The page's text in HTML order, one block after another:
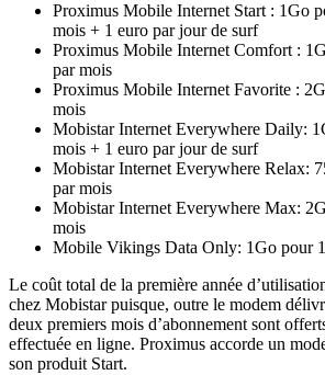
Proximus Mobile Internet Start : 1Go
mois + 1 euro par jour de surf
Proximus Mobile Internet Comfort :
par mois
Proximus Mobile Internet Favorite :
mois
Mobistar Internet Everywhere Daily:
mois + 1 euro par jour de surf
Mobistar Internet Everywhere Relax:
par mois
Mobistar Internet Everywhere Max:
mois
Mobile Vikings Data Only: 1Go pour
Le coût total de la première année
chez Mobistar puisque, outre le modem
deux premiers mois d’abonnement sont
effectuée en ligne. Proximus accorde un
son produit Start.